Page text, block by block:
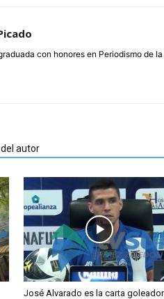
con honores en Periodismo de
autor
José Alvarado es la carta